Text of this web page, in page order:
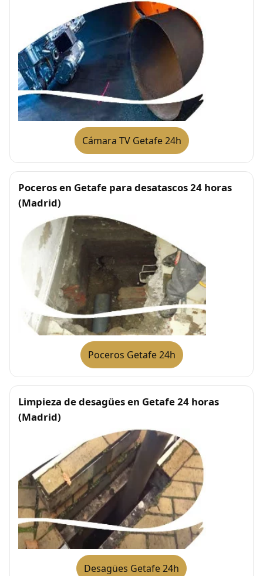
Cámara TV Getafe 24h
Poceros en Getafe para desatascos 24 horas
(Madrid)
Poceros Getafe 24h
Limpieza de desagües en Getafe 24 horas
(Madrid)
Desagües Getafe 24h